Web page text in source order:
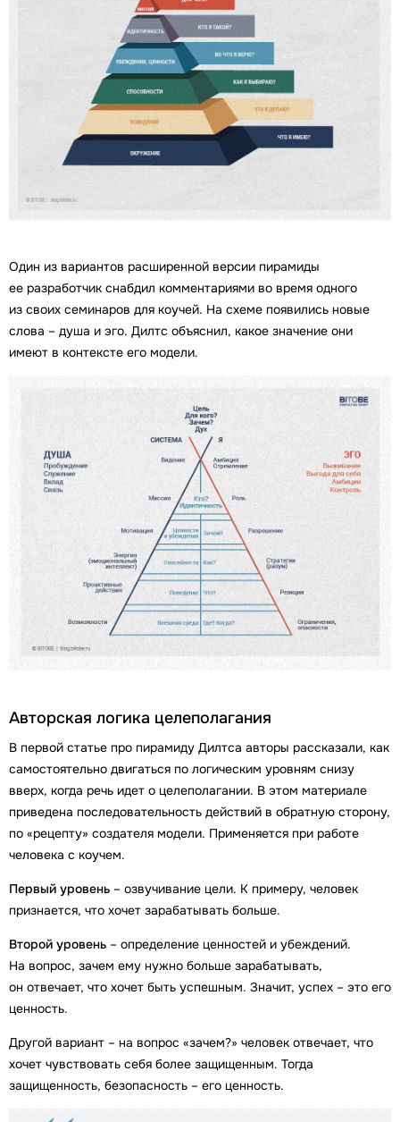
Один из вариантов расширенной версии пирамиды
ее разработчик снабдил комментариями во время одного
из своих семинаров для коучей. На схеме появились новые
слова – душа и эго. Дилтс объяснил, какое значение они
имеют в контексте его модели.
Авторская логика целеполагания
В первой статье про пирамиду Дилтса авторы рассказали, как
самостоятельно двигаться по логическим уровням снизу
вверх, когда речь идет о целеполагании. В этом материале
приведена последовательность действий в обратную сторону,
по «рецепту» создателя модели. Применяется при работе
человека с коучем.
Первый уровень – озвучивание цели. К примеру, человек
признается, что хочет зарабатывать больше.
Второй уровень – определение ценностей и убеждений.
На вопрос, зачем ему нужно больше зарабатывать,
он отвечает, что хочет быть успешным. Значит, успех – это его
ценность.
Другой вариант – на вопрос «зачем?» человек отвечает, что
хочет чувствовать себя более защищенным. Тогда
защищенность, безопасность – его ценность.